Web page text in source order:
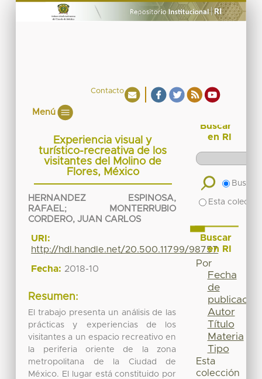
Contacto
Menú
Experiencia visual y
turístico-recreativa de los
visitantes del Molino de
Flores, México
HERNANDEZ ESPINOSA,
RAFAEL;
MONTERRUBIO
CORDERO, JUAN CARLOS
URI:
http://hdl.handle.net/20.500.11799/98757
Fecha: 2018-10
Resumen:
El trabajo presenta un análisis de las
prácticas y experiencias de los
visitantes a un espacio recreativo en
la periferia oriente de la zona
metropolitana de la Ciudad de
México. El lugar está constituido por
Buscar
en RI
Buscar
Esta
Buscar
en RI
Por
Fecha
de
publicación
Autor
Título
Materia
Tipo
Esta
colección